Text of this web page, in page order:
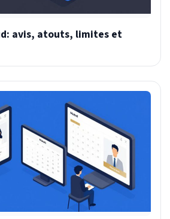
avis, atouts, limites et